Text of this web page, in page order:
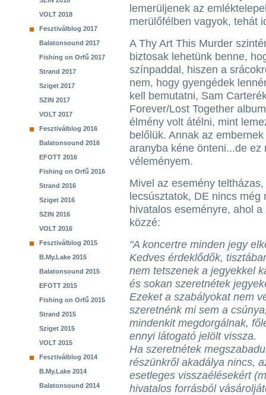
VOLT 2018
Fesztiválblog 2017
Balatonsound 2017
Fishing on Orfű 2017
Strand 2017
Sziget 2017
SZIN 2017
VOLT 2017
Fesztiválblog 2016
Balatonsound 2016
EFOTT 2016
Fishing on Orfű 2016
Strand 2016
Sziget 2016
SZIN 2016
VOLT 2016
Fesztiválblog 2015
B.My.Lake 2015
Balatonsound 2015
EFOTT 2015
Fishing on Orfű 2015
Strand 2015
Sziget 2015
VOLT 2015
Fesztiválblog 2014
B.My.Lake 2014
Balatonsound 2014
lemerüljenek az
merülőfélben vagyok, tehát
A Thy Art This Murder
biztosak lehetünk benne,
színpaddal, hiszen a
nem, hogy gyengédek
kell bemutatni, Sam
Forever/Lost Together
élmény volt átélni, mint
belőlük. Annak az
aranyba kéne önteni...de ez
véleményem.
Mivel az esemény
lecsúsztatok, DE nincs
hivatalos eseményre, ahol
közzé:
"A koncertre minden jegy
Kedves érdeklődők,
nem tetszenek a jegyekkel
és sokan szeretnétek
Ezeket a szabályokat nem
szeretnénk mi sem a
mindenkit megdorgálnak,
ennyi látogató jelölt vissza.
Ha szeretnétek
részünkről akadálya nincs,
esetleges visszaélésekért
hivatalos forrásból